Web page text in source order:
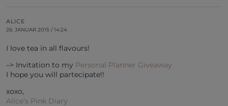
ALICE
26. JANUAR 2015 / 14:24
I love tea in all flavours!
–> Invitation to my Personal Planner Giveaway
I hope you will partecipate!!
xoxo,
Alice’s Pink Diary